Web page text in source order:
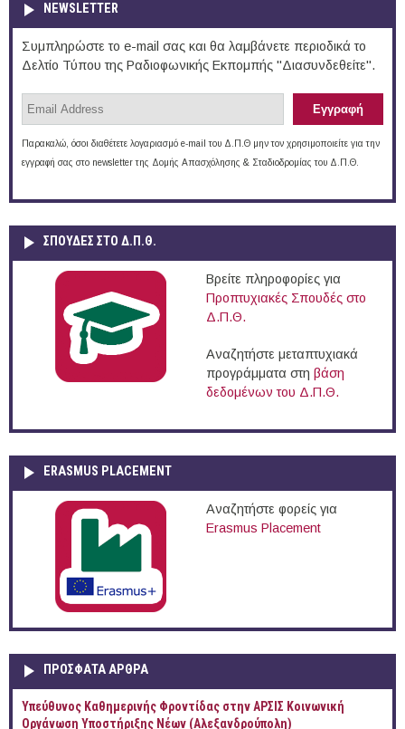
NEWSLETTER
Συμπληρώστε το e-mail σας και θα λαμβάνετε περιοδικά το
Δελτίο Τύπου της Ραδιοφωνικής Εκπομπής "Διασυνδεθείτε".
Παρακαλώ, όσοι διαθέτετε λογαριασμό e-mail του Δ.Π.Θ μην τον χρησιμοποιείτε για την
εγγραφή σας στο newsletter της Δομής Απασχόλησης & Σταδιοδρομίας του Δ.Π.Θ.
ΣΠΟΥΔΈΣ ΣΤΟ Δ.Π.Θ.
Βρείτε πληροφορίες για
Προπτυχιακές Σπουδές στο
Δ.Π.Θ.
Αναζητήστε μεταπτυχιακά
προγράμματα στη βάση
δεδομένων του Δ.Π.Θ.
ERASMUS PLACEMENT
Αναζητήστε φορείς για
Erasmus Placement
ΠΡOΣΦΑΤΑ AΡΘΡΑ
Yπεύθυνος Καθημερινής Φροντίδας στην ΑΡΣΙΣ Κοινωνική
Οργάνωση Υποστήριξης Νέων (Αλεξανδρούπολη)